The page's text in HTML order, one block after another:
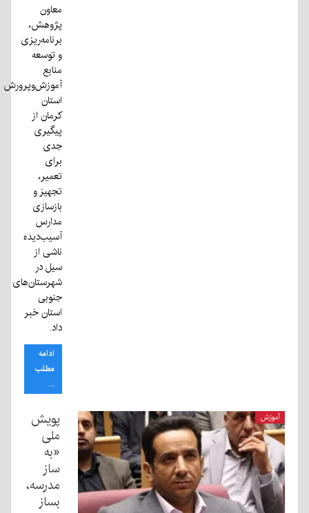
معاون
پژوهش،
برنامه‌ریزی
و توسعه
منابع
آموزش‌وپرورش
استان
کرمان از
پیگیری
جدی
برای
تعمیر،
تجهیز و
بازسازی
مدارس
آسیب‌دیده
ناشی از
سیل در
شهرستان‌های
جنوبی
استان خبر
داد.
ادامه
مطلب
...
آموزش
پویش
ملی
«به
ساز
مدرسه،
بساز